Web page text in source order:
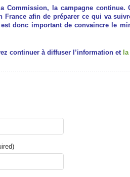
Commission, la campagne continue.
France afin de préparer ce qui va
donc important de convaincre le
continuer à diffuser l’information et